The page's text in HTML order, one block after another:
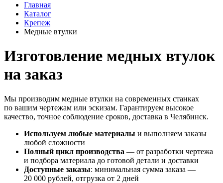
Главная
Каталог
Крепеж
Медные втулки
Изготовление медных втулок
на заказ
Мы производим медные втулки на современных станках
по вашим чертежам или эскизам. Гарантируем высокое
качество, точное соблюдение сроков, доставка в Челябинск.
Используем любые материалы и выполняем заказы
любой сложности
Полный цикл производства — от разработки чертежа
и подбора материала до готовой детали и доставки
Доступные заказы: минимальная сумма заказа —
20 000 рублей, отгрузка от 2 дней